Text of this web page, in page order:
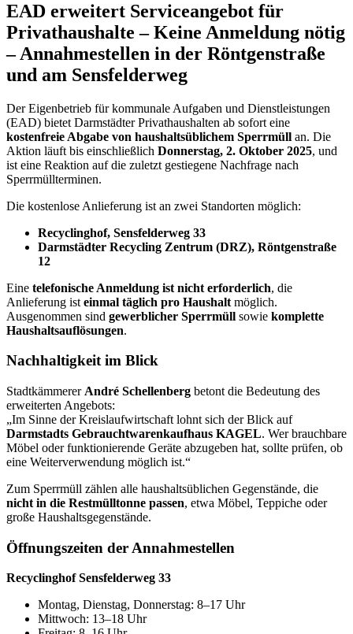
EAD erweitert Serviceangebot für
Privathaushalte – Keine Anmeldung nötig
– Annahmestellen in der Röntgenstraße
und am Sensfelderweg
Der Eigenbetrieb für kommunale Aufgaben und Dienstleistungen
(EAD) bietet Darmstädter Privathaushalten ab sofort eine
kostenfreie Abgabe von haushaltsüblichem Sperrmüll an. Die
Aktion läuft bis einschließlich Donnerstag, 2. Oktober 2025, und
ist eine Reaktion auf die zuletzt gestiegene Nachfrage nach
Sperrmüllterminen.
Die kostenlose Anlieferung ist an zwei Standorten möglich:
Recyclinghof, Sensfelderweg 33
Darmstädter Recycling Zentrum (DRZ), Röntgenstraße
12
Eine telefonische Anmeldung ist nicht erforderlich, die
Anlieferung ist einmal täglich pro Haushalt möglich.
Ausgenommen sind gewerblicher Sperrmüll sowie komplette
Haushaltsauflösungen.
Nachhaltigkeit im Blick
Stadtkämmerer André Schellenberg betont die Bedeutung des
erweiterten Angebots:
„Im Sinne der Kreislaufwirtschaft lohnt sich der Blick auf
Darmstadts Gebrauchtwarenkaufhaus KAGEL. Wer brauchbare
Möbel oder funktionierende Geräte abzugeben hat, sollte prüfen, ob
eine Weiterverwendung möglich ist.“
Zum Sperrmüll zählen alle haushaltsüblichen Gegenstände, die
nicht in die Restmülltonne passen, etwa Möbel, Teppiche oder
große Haushaltsgegenstände.
Öffnungszeiten der Annahmestellen
Recyclinghof Sensfelderweg 33
Montag, Dienstag, Donnerstag: 8–17 Uhr
Mittwoch: 13–18 Uhr